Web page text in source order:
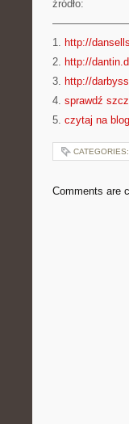
źródło:
1. http://
2. http://
3. http://
4. sprawdź
5. czytaj na
CATEGORIES:
Comments are